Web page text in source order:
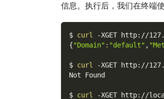
信息。执行后，我们在终端
$ curl -XGET http://
{"Domain" : "default" ,
$ curl -XGET http://
Not Found
$ curl -XGET http://